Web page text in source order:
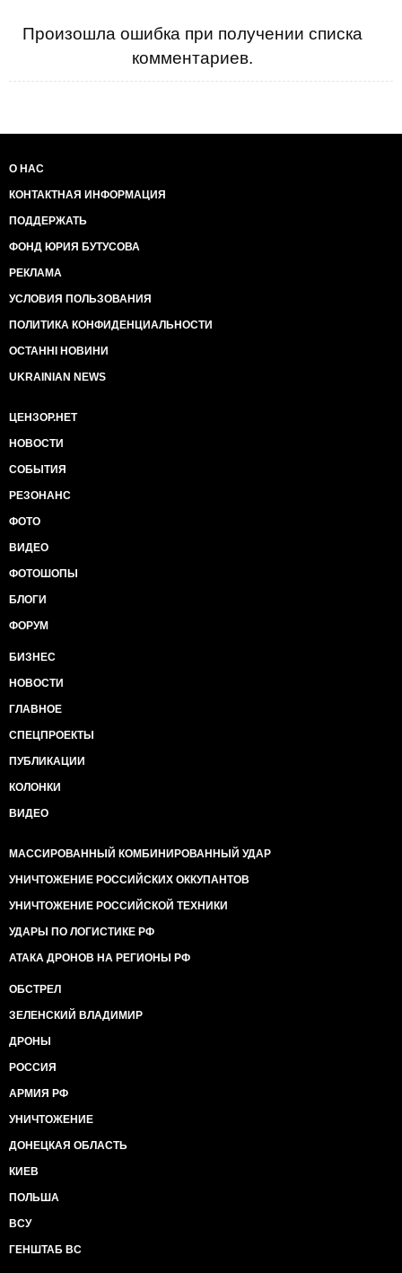
Произошла ошибка при получении списка
комментариев.
О НАС
КОНТАКТНАЯ ИНФОРМАЦИЯ
ПОДДЕРЖАТЬ
ФОНД ЮРИЯ БУТУСОВА
РЕКЛАМА
УСЛОВИЯ ПОЛЬЗОВАНИЯ
ПОЛИТИКА КОНФИДЕНЦИАЛЬНОСТИ
ОСТАННІ НОВИНИ
UKRAINIAN NEWS
ЦЕНЗОР.НЕТ
НОВОСТИ
СОБЫТИЯ
РЕЗОНАНС
ФОТО
ВИДЕО
ФОТОШОПЫ
БЛОГИ
ФОРУМ
БИЗНЕС
НОВОСТИ
ГЛАВНОЕ
СПЕЦПРОЕКТЫ
ПУБЛИКАЦИИ
КОЛОНКИ
ВИДЕО
МАССИРОВАННЫЙ КОМБИНИРОВАННЫЙ УДАР
УНИЧТОЖЕНИЕ РОССИЙСКИХ ОККУПАНТОВ
УНИЧТОЖЕНИЕ РОССИЙСКОЙ ТЕХНИКИ
УДАРЫ ПО ЛОГИСТИКЕ РФ
АТАКА ДРОНОВ НА РЕГИОНЫ РФ
ОБСТРЕЛ
ЗЕЛЕНСКИЙ ВЛАДИМИР
ДРОНЫ
РОССИЯ
АРМИЯ РФ
УНИЧТОЖЕНИЕ
ДОНЕЦКАЯ ОБЛАСТЬ
КИЕВ
ПОЛЬША
ВСУ
ГЕНШТАБ ВС